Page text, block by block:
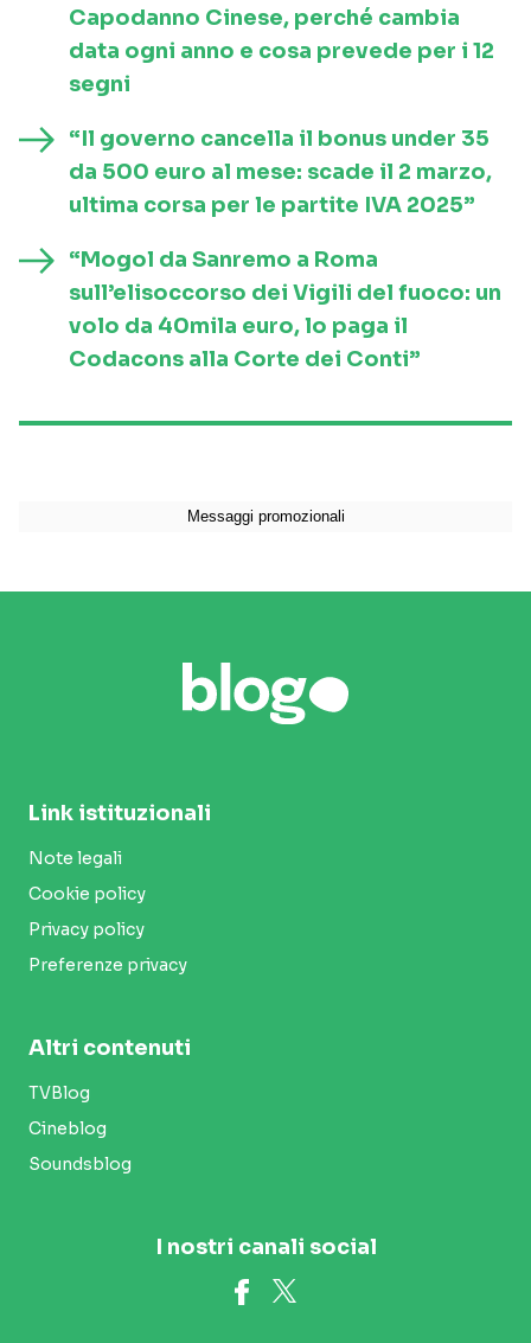
Capodanno Cinese, perché cambia
data ogni anno e cosa prevede per i 12
segni
“Il governo cancella il bonus under 35
da 500 euro al mese: scade il 2 marzo,
ultima corsa per le partite IVA 2025”
“Mogol da Sanremo a Roma
sull’elisoccorso dei Vigili del fuoco: un
volo da 40mila euro, lo paga il
Codacons alla Corte dei Conti”
Link istituzionali
Note legali
Cookie policy
Privacy policy
Preferenze privacy
Altri contenuti
TVBlog
Cineblog
Soundsblog
I nostri canali social